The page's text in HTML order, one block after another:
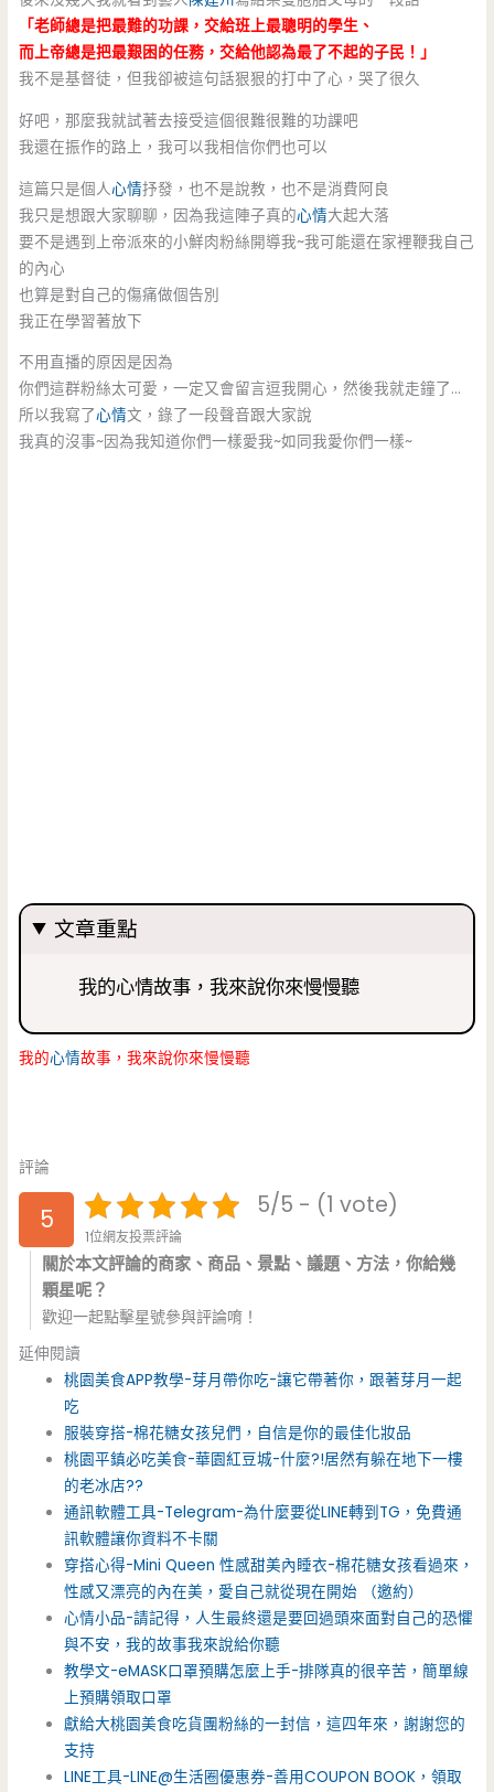
「老師總是把最難的功課，交給班上最聰明的學生、
而上帝總是把最艱困的任務，交給他認為最了不起的子民！」
我不是基督徒，但我卻被這句話狠狠的打中了心，哭了很久
好吧，那麼我就試著去接受這個很難很難的功課吧
我還在振作的路上，我可以我相信你們也可以
這篇只是個人心情抒發，也不是說教，也不是消費阿良
我只是想跟大家聊聊，因為我這陣子真的心情大起大落
要不是遇到上帝派來的小鮮肉粉絲開導我~我可能還在家裡鞭我自己
的內心
也算是對自己的傷痛做個告別
我正在學習著放下
不用直播的原因是因為
你們這群粉絲太可愛，一定又會留言逗我開心，然後我就走鐘了…
所以我寫了心情文，錄了一段聲音跟大家說
我真的沒事~因為我知道你們一樣愛我~如同我愛你們一樣~
文章重點
我的心情故事，我來說你來慢慢聽
我的心情故事，我來說你來慢慢聽
評論
5 5/5 - (1 vote)
1位網友投票評論
關於本文評論的商家、商品、景點、議題、方法，你給幾
顆星呢？
歡迎一起點擊星號參與評論唷！
延伸閱讀
桃園美食APP教學-芽月帶你吃-讓它帶著你，跟著芽月一起
吃
服裝穿搭-棉花糖女孩兒們，自信是你的最佳化妝品
桃園平鎮必吃美食-華園紅豆城-什麼?!居然有躲在地下一樓
的老冰店??
通訊軟體工具-Telegram-為什麼要從LINE轉到TG，免費通
訊軟體讓你資料不卡關
穿搭心得-Mini Queen 性感甜美內睡衣-棉花糖女孩看過來，
性感又漂亮的內在美，愛自己就從現在開始 （邀約）
心情小品-請記得，人生最終還是要回過頭來面對自己的恐懼
與不安，我的故事我來說給你聽
教學文-eMASK口罩預購怎麼上手-排隊真的很辛苦，簡單線
上預購領取口罩
獻給大桃園美食吃貨團粉絲的一封信，這四年來，謝謝您的
支持
LINE工具-LINE@生活圈優惠券-善用COUPON BOOK，領取